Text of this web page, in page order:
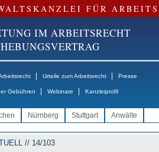
FÜR
IM ARBEITSRECHT
Urteile zum Arbeitsrecht Presse
Gebühren Webinare Kanzleiprofil
Nürnberg Stuttgart Anwälte
// 14/103